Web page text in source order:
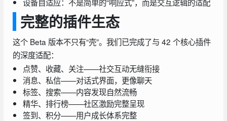
完整的插件生态
这个 Beta 版本不只有“壳”。我们已完成了与 42 个核心插件
的深度适配：
点赞、收藏、关注——社交互动无缝衔接
消息、私信——对话式界面，更像聊天
标签、搜索——内容发现自然流畅
精华、排行榜——社区激励完整呈现
签到、积分——用户成长体系完整